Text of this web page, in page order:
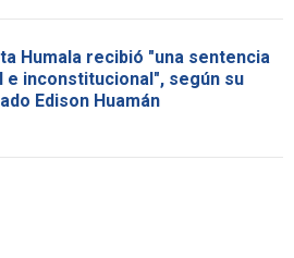
Humala recibió "una sentencia
e inconstitucional", según su
Edison Huamán